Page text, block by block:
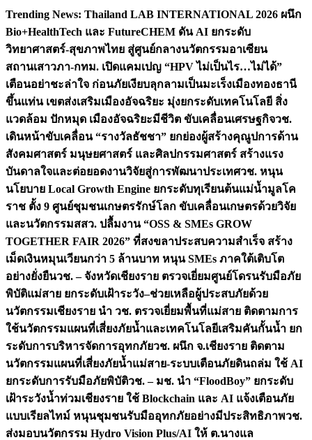
Skip
content
Trending News: Thailand LAB INTERNATIONAL 2026 ผนึก
Bio+HealthTech และ FutureCHEM ดัน AI ยกระดับ
วิทยาศาสตร์-สุขภาพไทย สู่ศูนย์กลางนวัตกรรมอาเซียน
สถานเสาวภา-กทม. เปิดแคมเปญ “HPV ไม่เป็นไร…ไม่ได้”
เตือนอย่าชะล่าใจ ก่อนภัยเงียบลุกลามเป็นมะเร็งเมืองทองธานี
ขึ้นแท่น เขตส่งเสริมเมืองอัจฉริยะ มุ่งยกระดับเทคโนโลยี สิ่ง
แวดล้อม ปักหมุด เมืองอัจฉริยะมีชีวิต ขับเคลื่อนเศรษฐกิจวช.
เดินหน้าขับเคลื่อน “รางวัลธัชชา” ยกย่องผู้สร้างคุณูปการด้าน
สังคมศาสตร์ มนุษยศาสตร์ และศิลปกรรมศาสตร์ สร้างแรง
บันดาลใจและต่อยอดงานวิจัยสู่การพัฒนาประเทศวช. หนุน
นโยบาย Local Growth Engine ยกระดับทุเรียนต้นแม่น้ำมูลโค
ราช ตั้ง 9 ศูนย์ชุมชนเกษตรรักษ์โลก ขับเคลื่อนเกษตรด้วยวิจัย
และนวัตกรรมสสว. ปลื้มงาน “OSS & SMEs GROW
TOGETHER FAIR 2026” ที่สงขลาประสบความสำเร็จ สร้าง
เม็ดเงินหมุนเวียนกว่า 5 ล้านบาท หนุน SMEs ภาคใต้เติบโต
อย่างยั่งยืนวช. – จังหวัดเชียงราย ตรวจเยี่ยมศูนย์โดรนรับมือภัย
พิบัติแม่สาย ยกระดับเฝ้าระวัง–ช่วยเหลือผู้ประสบภัยด้วย
นวัตกรรมเชียงราย นำ วช. ตรวจเยี่ยมพื้นที่แม่สาย ติดตามการ
ใช้นวัตกรรมแผนที่เสี่ยงภัยน้ำและเทคโนโลยีเสริมคันกั้นน้ำ ยก
ระดับการบริหารจัดการอุทกภัยวช. ผนึก จ.เชียงราย ติดตาม
นวัตกรรมแผนที่เสี่ยงภัยน้ำแม่สาย-ระบบเตือนภัยดินถล่ม ใช้ AI
ยกระดับการรับมือภัยพิบัติวช. – มช. นำ “FloodBoy” ยกระดับ
เฝ้าระวังน้ำท่วมเชียงราย ใช้ Blockchain และ AI แจ้งเตือนภัย
แบบเรียลไทม์ หนุนชุมชนรับมืออุทกภัยอย่างมีประสิทธิภาพวช.
ส่งมอบนวัตกรรม Hydro Vision Plus/AI ให้ ต.นางแล